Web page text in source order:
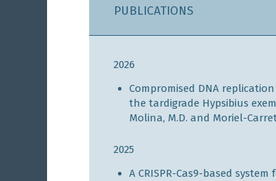
PUBLICATIONS
2026
Compromised DNA
the tardigrade Hypsibius
Molina, M.D. and Moriel-
2025
A CRISPR-Cas9-based